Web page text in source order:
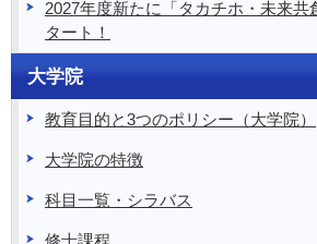
2027年度新たに「タカチホ・未来共
タート！
大学院
教育目的と3つのポリシー（大学院）
大学院の特徴
科目一覧・シラバス